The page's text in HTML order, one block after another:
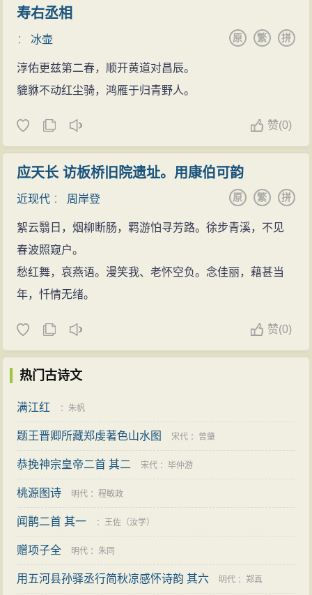
寿右丞相
：冰壶 拼
繁
原
淳佑更兹第二春，顺开黄道对昌辰。
貔貅不动红尘骑，鸿雁于归青野人。
赞(0)
应天长 访板桥旧院遗址。用康伯可韵
近现代 ： 周岸登 拼
繁
原
絮云翳日，烟柳断肠，羁游怕寻芳路。徐步青溪，不见
春波照窥户。
愁红舞，哀燕语。漫笑我、老怀空负。念佳丽，藉甚当
年，忏情无绪。
赞(0)
热门古诗文
满江红 ：朱帆
题王晋卿所藏郑虔著色山水图 宋代 ： 曾肇
恭挽神宗皇帝二首 其二 宋代 ：毕仲游
桃源图诗 明代 ：程敏政
闻鹊二首 其一 ：王佐（汝学）
赠项子全 明代 ：朱同
用五河县孙驿丞行简秋凉感怀诗韵 其六 明代 ：郑真